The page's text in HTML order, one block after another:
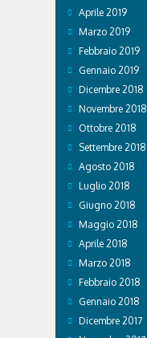
Aprile 2019
Marzo 2019
Febbraio 2019
Gennaio 2019
Dicembre 2018
Novembre 2018
Ottobre 2018
Settembre 2018
Agosto 2018
Luglio 2018
Giugno 2018
Maggio 2018
Aprile 2018
Marzo 2018
Febbraio 2018
Gennaio 2018
Dicembre 2017